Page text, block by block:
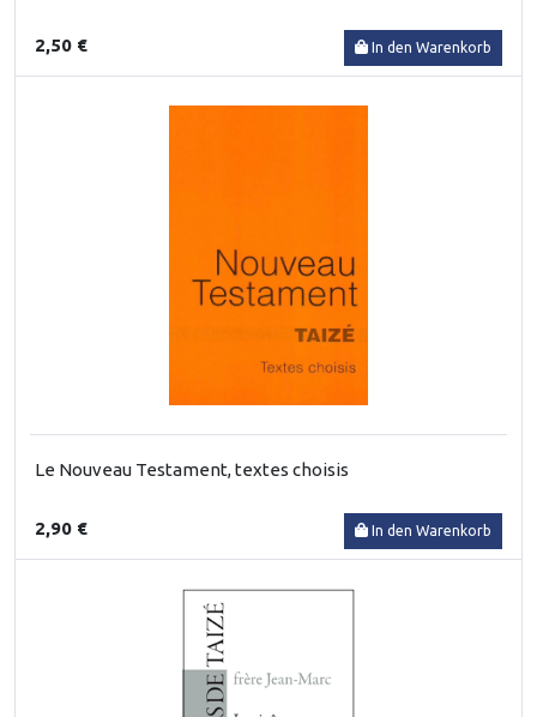
2,50 € In den Warenkorb
Le Nouveau Testament, textes choisis
2,90 € In den Warenkorb